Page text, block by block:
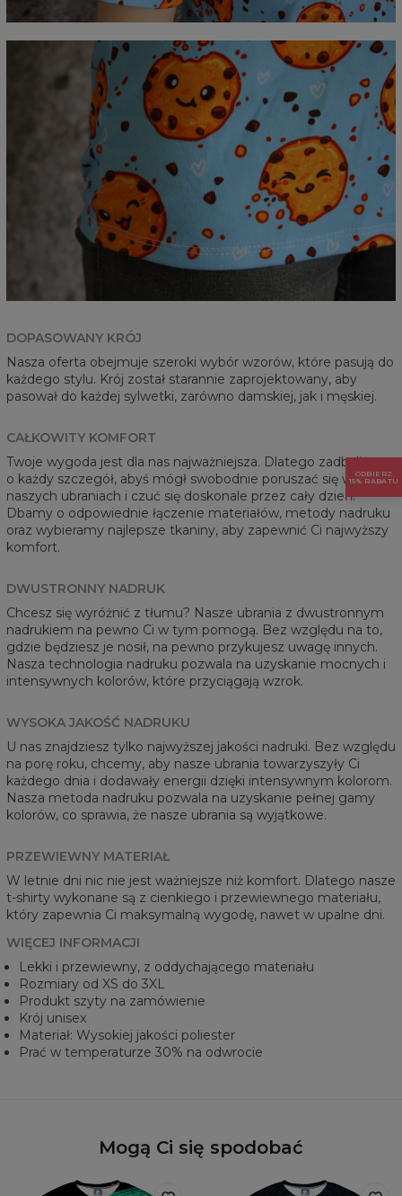
DOPASOWANY KRÓJ
Nasza oferta obejmuje szeroki wybór wzorów, które pasują do
każdego stylu. Krój został starannie zaprojektowany, aby
pasował do każdej sylwetki, zarówno damskiej, jak i męskiej.
CAŁKOWITY KOMFORT
Twoje wygoda jest dla nas najważniejsza. Dlatego zadbaliśmy
o każdy szczegół, abyś mógł swobodnie poruszać się w
naszych ubraniach i czuć się doskonale przez cały dzień.
Dbamy o odpowiednie łączenie materiałów, metody nadruku
oraz wybieramy najlepsze tkaniny, aby zapewnić Ci najwyższy
komfort.
DWUSTRONNY NADRUK
Chcesz się wyróżnić z tłumu? Nasze ubrania z dwustronnym
nadrukiem na pewno Ci w tym pomogą. Bez względu na to,
gdzie będziesz je nosił, na pewno przykujesz uwagę innych.
Nasza technologia nadruku pozwala na uzyskanie mocnych i
intensywnych kolorów, które przyciągają wzrok.
WYSOKA JAKOŚĆ NADRUKU
U nas znajdziesz tylko najwyższej jakości nadruki. Bez względu
na porę roku, chcemy, aby nasze ubrania towarzyszyły Ci
każdego dnia i dodawały energii dzięki intensywnym kolorom.
Nasza metoda nadruku pozwala na uzyskanie pełnej gamy
kolorów, co sprawia, że nasze ubrania są wyjątkowe.
PRZEWIEWNY MATERIAŁ
W letnie dni nic nie jest ważniejsze niż komfort. Dlatego nasze
t-shirty wykonane są z cienkiego i przewiewnego materiału,
który zapewnia Ci maksymalną wygodę, nawet w upalne dni.
WIĘCEJ INFORMACJI
Lekki i przewiewny, z oddychającego materiału
Rozmiary od XS do 3XL
Produkt szyty na zamówienie
Krój unisex
Materiał: Wysokiej jakości poliester
Prać w temperaturze 30% na odwrocie
Mogą Ci się spodobać
ODBIERZ
15% RABATU